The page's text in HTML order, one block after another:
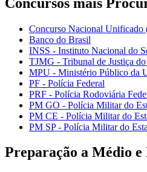
Concurso Nacional
Banco do Brasil
INSS - Instituto Nacional do
TJMG - Tribunal de Justiça
MPU - Ministério Público da
PF - Polícia Federal
PRF - Polícia Rodoviária
PM GO - Polícia Militar do
PM CE - Polícia Militar do
PM SP - Polícia Militar do
Preparação a Médio e